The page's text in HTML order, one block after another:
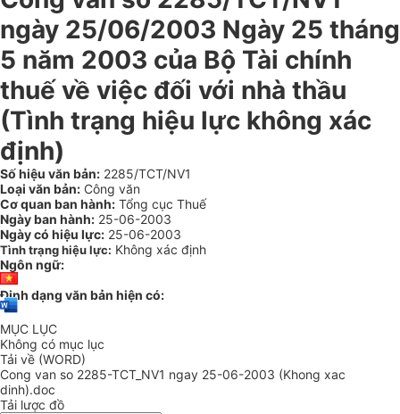
ngày 25/06/2003 Ngày 25 tháng
5 năm 2003 của Bộ Tài chính
thuế về việc đối với nhà thầu
(Tình trạng hiệu lực không xác
định)
Số hiệu văn bản: 2285/TCT/NV1
Loại văn bản: Công văn
Cơ quan ban hành: Tổng cục Thuế
Ngày ban hành: 25-06-2003
Ngày có hiệu lực: 25-06-2003
Tình trạng hiệu lực: Không xác định
Ngôn ngữ:
Định dạng văn bản hiện có:
MỤC LỤC
Không có mục lục
Tải về (WORD)
Cong van so 2285-TCT_NV1 ngay 25-06-2003 (Khong xac
dinh).doc
Tải lược đồ